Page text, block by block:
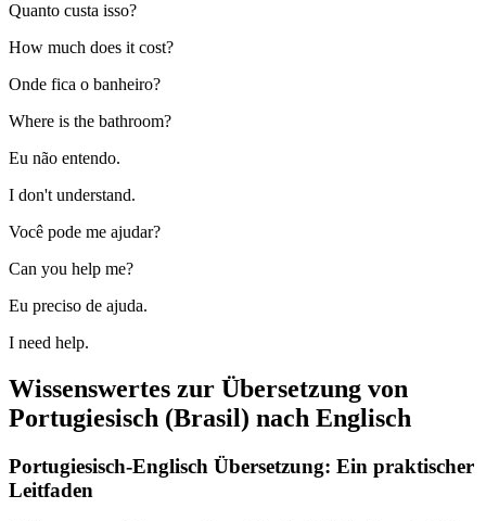
Quanto custa isso?
How much does it cost?
Onde fica o banheiro?
Where is the bathroom?
Eu não entendo.
I don't understand.
Você pode me ajudar?
Can you help me?
Eu preciso de ajuda.
I need help.
Wissenswertes zur Übersetzung von
Portugiesisch (Brasil) nach Englisch
Portugiesisch-Englisch Übersetzung: Ein praktischer
Leitfaden